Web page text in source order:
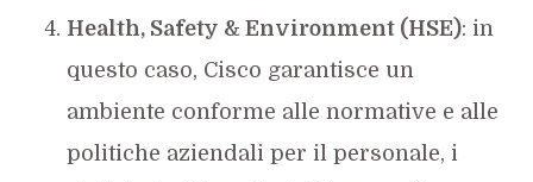
Health, Safety & Environment (HSE): in
questo caso, Cisco garantisce un
ambiente conforme alle normative e alle
politiche aziendali per il personale, i